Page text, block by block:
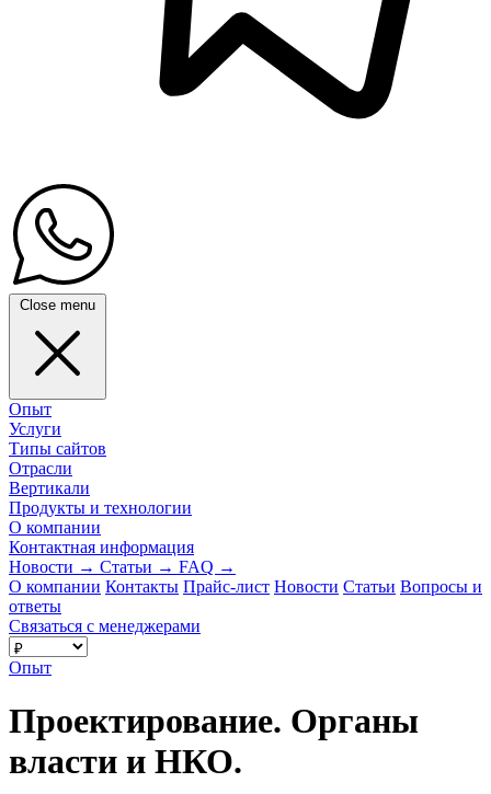
Close menu
Опыт
Услуги
Типы сайтов
Отрасли
Вертикали
Продукты и технологии
О компании
Контактная информация
Новости → Статьи → FAQ →
О компании Контакты Прайс-лист Новости Статьи Вопросы и
ответы
Связаться с менеджерами
Опыт
Проектирование. Органы
власти и НКО.